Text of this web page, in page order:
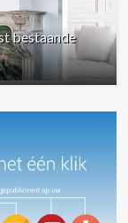
bestaande